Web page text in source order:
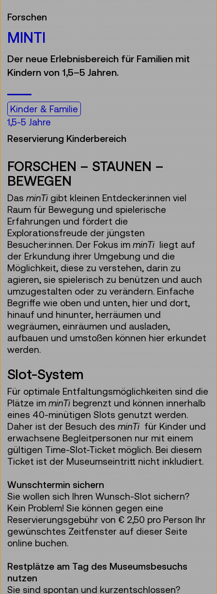
Forschen
MINTI
Der neue Erlebnisbereich für Familien mit
Kindern von 1,5–5 Jahren.
Kinder & Familie
1,5-5 Jahre
Reservierung Kinderbereich
FORSCHEN – STAUNEN –
BEWEGEN
Das minTi gibt kleinen Entdecker:innen viel
Raum für Bewegung und spielerische
Erfahrungen und fördert die
Explorationsfreude der jüngsten
Besucher:innen. Der Fokus im minTi liegt auf
der Erkundung ihrer Umgebung und die
Möglichkeit, diese zu verstehen, darin zu
agieren, sie spielerisch zu benützen und auch
umzugestalten oder zu verändern. Einfache
Begriffe wie oben und unten, hier und dort,
hinauf und hinunter, herräumen und
wegräumen, einräumen und ausladen,
aufbauen und umstoßen können hier erkundet
werden.
Slot-System
Für optimale Entfaltungsmöglichkeiten sind die
Plätze im minTi begrenzt und können innerhalb
eines 40-minütigen Slots genutzt werden.
Daher ist der Besuch des minTi für Kinder und
erwachsene Begleitpersonen nur mit einem
gültigen Time-Slot-Ticket möglich. Bei diesem
Ticket ist der Museumseintritt nicht inkludiert.
Wunschtermin sichern
Sie wollen sich Ihren Wunsch-Slot sichern?
Kein Problem! Sie können gegen eine
Reservierungsgebühr von € 2,50 pro Person Ihr
gewünschtes Zeitfenster auf dieser Seite
online buchen.
Restplätze am Tag des Museumsbesuchs
nutzen
Sie sind spontan und kurzentschlossen?